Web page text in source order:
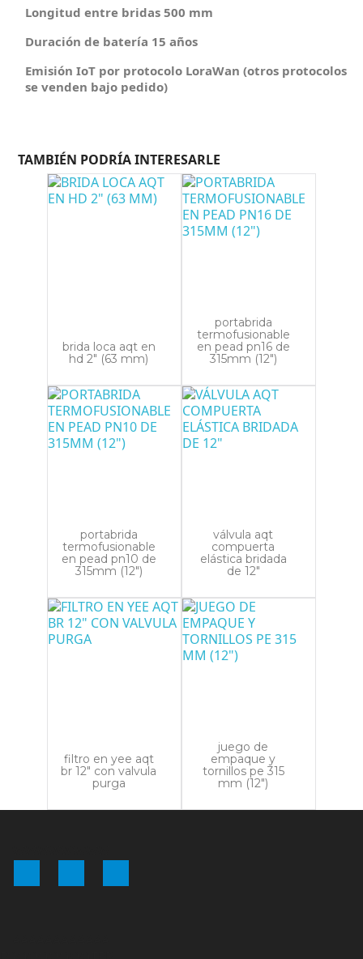
Longitud entre bridas 500 mm
Duración de batería 15 años
Emisión IoT por protocolo LoraWan (otros protocolos
se venden bajo pedido)
Política de envío
Política de devolución
TAMBIÉN PODRÍA INTERESARLE
brida loca aqt en
hd 2" (63 mm)
portabrida
termofusionable
en pead pn16 de
315mm (12")
portabrida
termofusionable
en pead pn10 de
315mm (12")
válvula aqt
compuerta
elástica bridada
de 12"
filtro en yee aqt
br 12" con valvula
purga
juego de
empaque y
tornillos pe 315
mm (12")